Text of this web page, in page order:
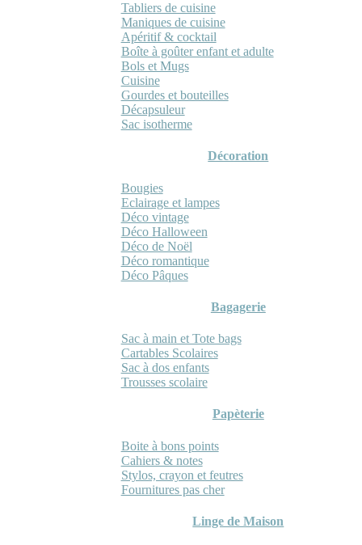
Tabliers de cuisine
Maniques de cuisine
Apéritif & cocktail
Boîte à goûter enfant et adulte
Bols et Mugs
Cuisine
Gourdes et bouteilles
Décapsuleur
Sac isotherme
Décoration
Bougies
Eclairage et lampes
Déco vintage
Déco Halloween
Déco de Noël
Déco romantique
Déco Pâques
Bagagerie
Sac à main et Tote bags
Cartables Scolaires
Sac à dos enfants
Trousses scolaire
Papèterie
Boite à bons points
Cahiers & notes
Stylos, crayon et feutres
Fournitures pas cher
Linge de Maison